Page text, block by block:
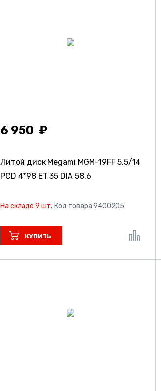
6 950
Литой диск Megami MGM-19FF 5.5/14
PCD 4*98 ET 35 DIA 58.6
На складе 9 шт. Код товара 9400205
КУПИТЬ